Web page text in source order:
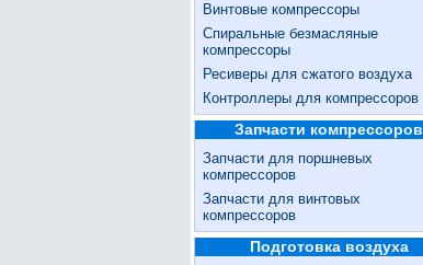
Винтовые компрессоры
Спиральные безмасляные
компрессоры
Ресиверы для сжатого воздуха
Контроллеры для компрессоров
Запчасти компрессоров
Запчасти для поршневых
компрессоров
Запчасти для винтовых
компрессоров
Подготовка воздуха